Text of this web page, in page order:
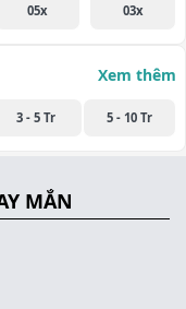
05x 03x
Xem thêm
3 - 5 Tr 5 - 10 Tr
MẮN